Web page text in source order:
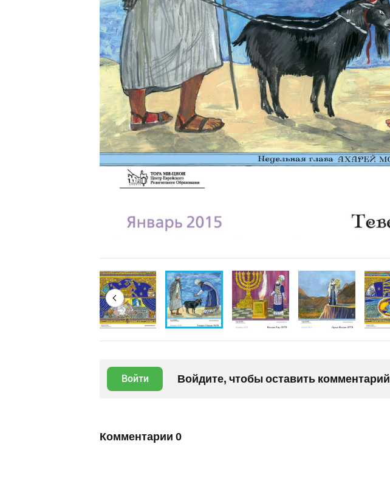
Войти Войдите, чтобы оставить комментарий
Комментарии 0